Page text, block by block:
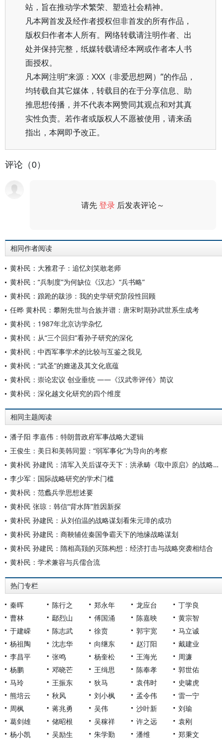
站，旨在推动学术繁荣、塑造社会精神。
凡本网首发及经作者授权但非首发的所有作品，
版权归作者本人所有。网络转载请注明作者、出
处并保持完整，纸媒转载请经本网或作者本人书
面授权。
凡本网注明“来源：XXX（非爱思想网）”的作品，
均转载自其它媒体，转载目的在于分享信息、助
推思想传播，并不代表本网赞同其观点和对其真
实性负责。若作者或版权人不愿被使用，请来函
指出，本网即予改正。
评论（0）
请先登录 后发表评论～
相同作者阅读
黄朴民：大雅君子：追忆刘笑敢老师
黄朴民：“兵制度”为何缺位《汉志》“兵书略”
黄朴民：踉跄的跋涉：我的史学研究阶段性回顾
任晔 黄朴民：攀附先世与合族并谱：唐宋时期孙武世系生成考
黄朴民：1987年北京访学杂忆
黄朴民：从“三个回归”看孙子研究的深化
黄朴民：中西军事学术的比较与互鉴之我见
黄朴民：“武圣”的嬗递及其文化底蕴
黄朴民：崇论宏议 创业垂统 ——《汉武帝评传》简议
黄朴民：深化越文化研究的四个维度
相同主题阅读
潘子阳 李嘉伟：特朗普政府军事战略大逻辑
王俊生：美日和美韩同盟：“弱军事化”为导向的考察
黄朴民 孙建民：清军入关后谋夺天下：洪承畴《取中原启》的战略指导方针
李少军：国际战略研究的学术门槛
黄朴民：范蠡兵学思想述要
黄朴民 张琼：韩信“背水阵”胜因新探
黄朴民 孙建民：从刘伯温的战略谋划看朱元璋的成功
黄朴民 孙建民：商鞅辅佐秦国争霸天下的地缘战略谋划
黄朴民 孙建民：隋相高颎的灭陈构想：经济打击与战略突袭相结合
黄朴民：学术兼容与兵儒合流
热门专栏
秦晖 陈行之 郑永年 龙应台
丁学良
曹林
鄢烈山 傅国涌 陈嘉映
黄宗智
于建嵘
陈志武 徐贲 郭宇宽
马立诚
杨祖陶
沈志华 向继东 赵汀阳
戴建业
李昌平
张鸣 杨奎松 王海光
周濂
杨鹏
邓晓芒 王缉思 陈奉孝
郭世佑
马玲
王振东 狄马 袁伟时
史啸虎
熊培云
秋风 刘小枫 孟令伟
雷一宁
周枫
蒋兆勇 吴伟 沙叶新
刘瑜
葛剑雄
储昭根 吴稼祥 许之远
袁刚
杨小凯
吴励生 朱学勤 潘维 郑秉文